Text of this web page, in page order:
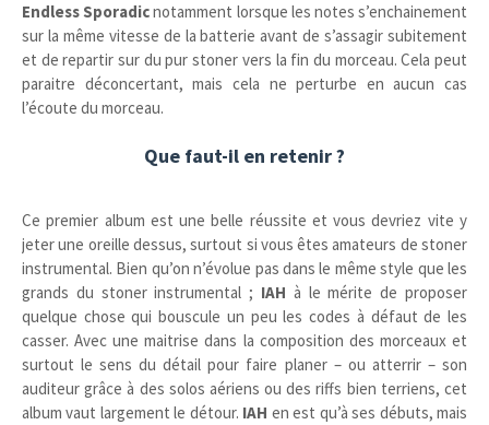
Endless Sporadicnotamment lorsque les notes s’enchainement
sur la même vitesse de la batterie avant de s’assagir subitement
et de repartir sur du pur stoner vers la fin du morceau. Cela peut
paraitre déconcertant, mais cela ne perturbe en aucun cas
l’écoute du morceau.
Que faut-il en retenir ?
Ce premier album est une belle réussite et vous devriez vite y
jeter une oreille dessus, surtout si vous êtes amateurs de stoner
instrumental. Bien qu’on n’évolue pas dans le même style que les
grands du stoner instrumental ; IAH à le mérite de proposer
quelque chose qui bouscule un peu les codes à défaut de les
casser. Avec une maitrise dans la composition des morceaux et
surtout le sens du détail pour faire planer – ou atterrir – son
auditeur grâce à des solos aériens ou des riffs bien terriens, cet
album vaut largement le détour. IAH en est qu’à ses débuts, mais